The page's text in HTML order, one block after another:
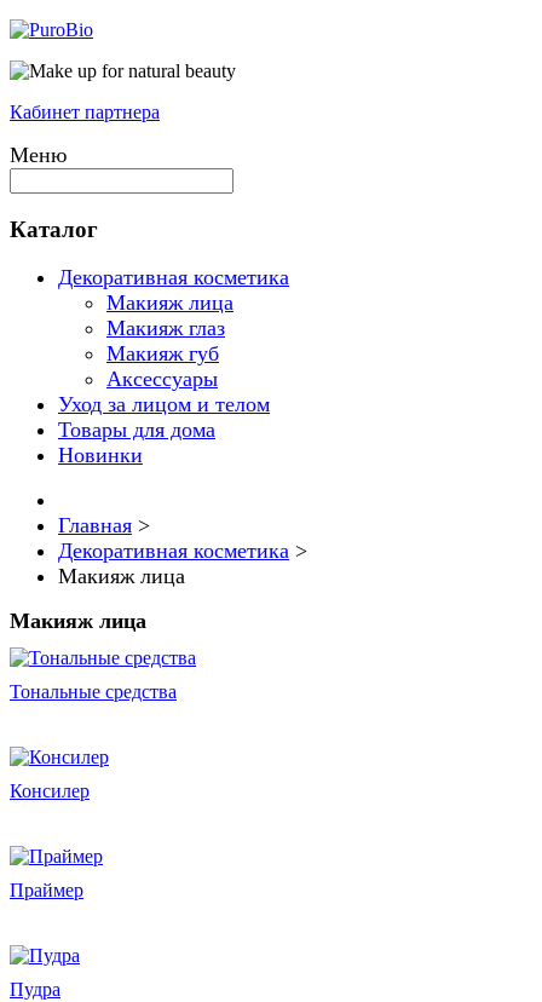
Кабинет партнера
Меню
Каталог
Декоративная косметика
Макияж лица
Макияж глаз
Макияж губ
Аксессуары
Уход за лицом и телом
Товары для дома
Новинки
Главная >
Декоративная косметика >
Макияж лица
Макияж лица
Тональные средства
Консилер
Праймер
Пудра